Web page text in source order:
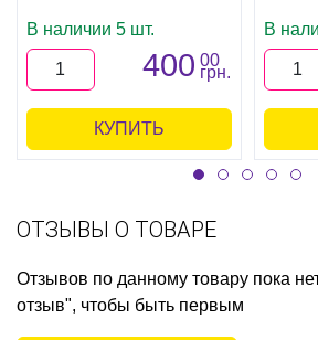
В наличии 5 шт.
400 00
грн.
КУПИТЬ
В
ОТЗЫВЫ О ТОВАРЕ
Отзывов по данному товару пока
отзыв", чтобы быть первым